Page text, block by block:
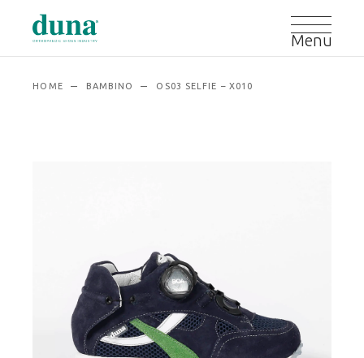
HOME BAMBINO OS03 SELFIE – X010